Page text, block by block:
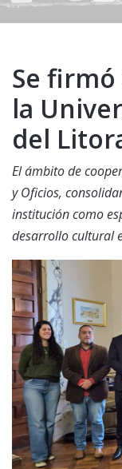
Se
la
del
El ámbito de
y Oficios,
institución como
desarrollo cultural